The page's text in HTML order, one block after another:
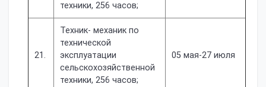
техники, 256 часов;
21.
Техник- механик по
технической
эксплуатации
сельскохозяйственной
техники, 256 часов;
05 мая-27 июля